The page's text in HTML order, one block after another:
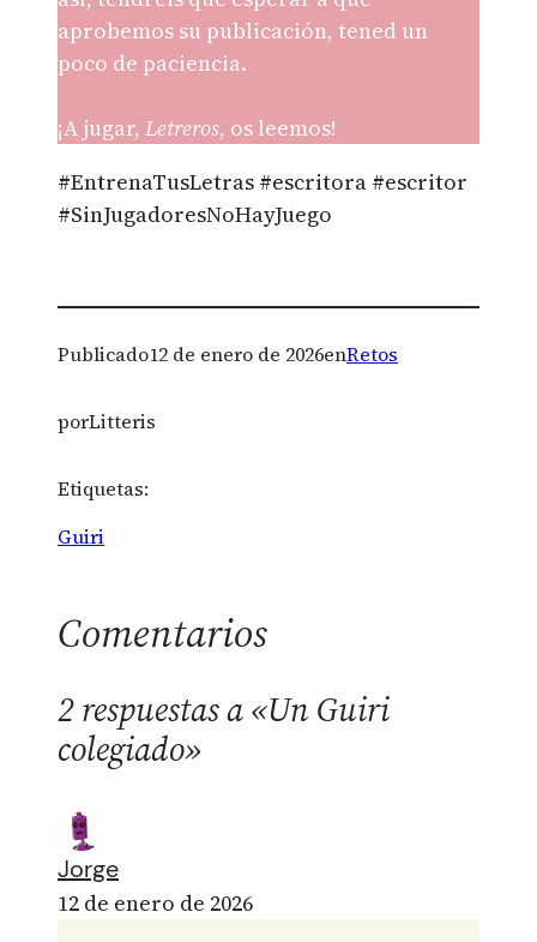
aprobemos su publicación, tened un
poco de paciencia.
¡A jugar, Letreros, os leemos!
#EntrenaTusLetras #escritora #escritor
#SinJugadoresNoHayJuego
Publicado12 de enero de 2026enRetos
porLitteris
Etiquetas:
Guiri
Comentarios
2 respuestas a «Un Guiri
colegiado»
Jorge
12 de enero de 2026